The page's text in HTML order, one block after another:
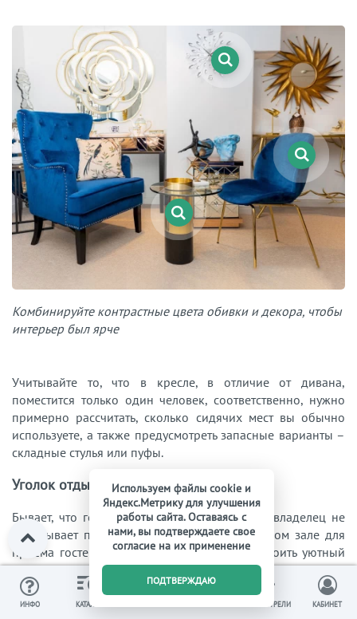
Комбинируйте контрастные цвета обивки и декора, чтобы
интерьер был ярче
Учитывайте то, что в кресле, в отличие от дивана,
поместится только один человек, соответственно, нужно
примерно рассчитать, сколько сидячих мест вы обычно
используете, а также предусмотреть запасные варианты –
складные стулья или пуфы.
Уголок отдыха с креслом
Бывает, что гостиной в доме нет вовсе или владелец не
испытывает потребности в отдельном большом зале для
приёма гостей. В этом случае можно обустроить уютный
уголок с мягким креслом возле камина или в другом
удобном месте.
ИНФО КАТАЛОГ
0
ВЫ СМОТРЕЛИ КАБИНЕТ
Используем файлы cookie и
Яндекс.Метрику для улучшения
работы сайта. Оставаясь с
нами, вы подтверждаете свое
согласие на их применение
ПОДТВЕРЖДАЮ